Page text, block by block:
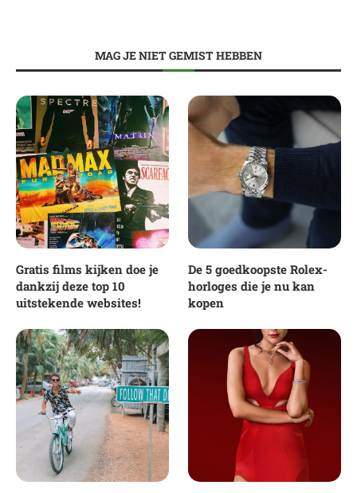
MAG JE NIET GEMIST HEBBEN
Gratis films kijken doe je
dankzij deze top 10
uitstekende websites!
De 5 goedkoopste Rolex-
horloges die je nu kan
kopen